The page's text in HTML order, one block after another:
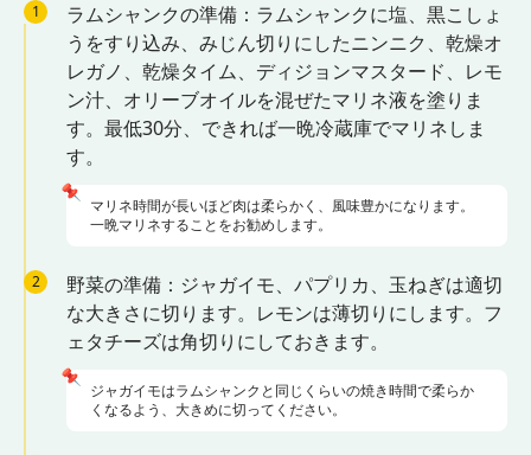
1
ラムシャンクの準備：ラムシャンクに塩、黒こしょ
うをすり込み、みじん切りにしたニンニク、乾燥オ
レガノ、乾燥タイム、ディジョンマスタード、レモ
ン汁、オリーブオイルを混ぜたマリネ液を塗りま
す。最低30分、できれば一晩冷蔵庫でマリネしま
す。
マリネ時間が長いほど肉は柔らかく、風味豊かになります。
一晩マリネすることをお勧めします。
📌
2
野菜の準備：ジャガイモ、パプリカ、玉ねぎは適切
な大きさに切ります。レモンは薄切りにします。フ
ェタチーズは角切りにしておきます。
ジャガイモはラムシャンクと同じくらいの焼き時間で柔らか
くなるよう、大きめに切ってください。
📌